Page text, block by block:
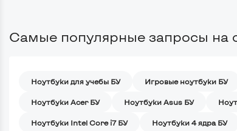
Самые популярные запросы на
Ноутбуки для учебы БУ Игровые ноутбуки БУ
Ноутбуки Acer БУ Ноутбуки Asus БУ
Ноутбуки Intel Core i7 БУ Ноутбуки 4 ядра БУ